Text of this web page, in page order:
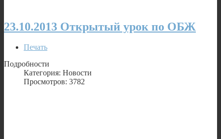
23.10.2013 Открытый урок по ОБЖ
Печать
Подробности
Категория: Новости
Просмотров: 3782